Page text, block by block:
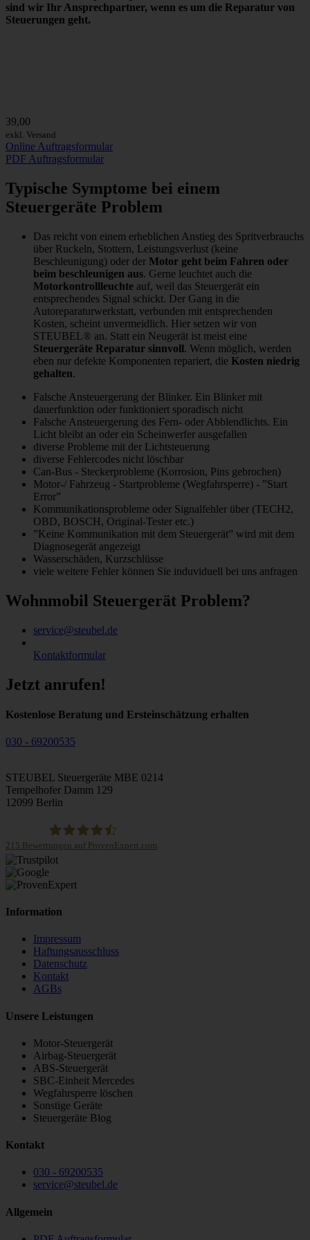
sind wir Ihr Ansprechpartner, wenn es um die Reparatur von
Steuerungen geht.
39,00
exkl. Versand
Online Auftragsformular
PDF Auftragsformular
Typische Symptome bei einem
Steuergeräte Problem
Das reicht von einem erheblichen Anstieg des Spritverbrauchs
über Ruckeln, Stottern, Leistungsverlust (keine
Beschleunigung) oder der Motor geht beim Fahren oder
beim beschleunigen aus. Gerne leuchtet auch die
Motorkontrollleuchte auf, weil das Steuergerät ein
entsprechendes Signal schickt. Der Gang in die
Autoreparaturwerkstatt, verbunden mit entsprechenden
Kosten, scheint unvermeidlich. Hier setzen wir von
STEUBEL® an. Statt ein Neugerät ist meist eine
Steuergeräte Reparatur sinnvoll. Wenn möglich, werden
eben nur defekte Komponenten repariert, die Kosten niedrig
gehalten.
Falsche Ansteuergerung der Blinker. Ein Blinker mit
dauerfunktion oder funktioniert sporadisch nicht
Falsche Ansteuergerung des Fern- oder Abblendlichts. Ein
Licht bleibt an oder ein Scheinwerfer ausgefallen
diverse Probleme mit der Lichtsteuerung
diverse Fehlercodes nicht löschbar
Can-Bus - Steckerprobleme (Korrosion, Pins gebrochen)
Motor-/ Fahrzeug - Startprobleme (Wegfahrsperre) - ”Start
Error”
Kommunikationsprobleme oder Signalfehler über (TECH2,
OBD, BOSCH, Original-Tester etc.)
”Keine Kommunikation mit dem Steuergerät” wird mit dem
Diagnosegerät angezeigt
Wasserschäden, Kurzschlüsse
viele weitere Fehler können Sie induviduell bei uns anfragen
Wohnmobil Steuergerät Problem?
service@steubel.de
Kontaktformular
Jetzt anrufen!
Kostenlose Beratung und Ersteinschätzung erhalten
030 - 69200535
STEUBEL Steuergeräte MBE 0214
Tempelhofer Damm 129
12099 Berlin
STEUBEL Steuergeräte Annahme Filiale MBE 0214
215 Bewertungen auf ProvenExpert.com
Information
Impressum
Haftungsausschluss
Datenschutz
Kontakt
AGBs
Unsere Leistungen
Motor-Steuergerät
Airbag-Steuergerät
ABS-Steuergerät
SBC-Einheit Mercedes
Wegfahrsperre löschen
Sonstige Geräte
Steuergeräte Blog
Kontakt
030 - 69200535
service@steubel.de
Allgemein